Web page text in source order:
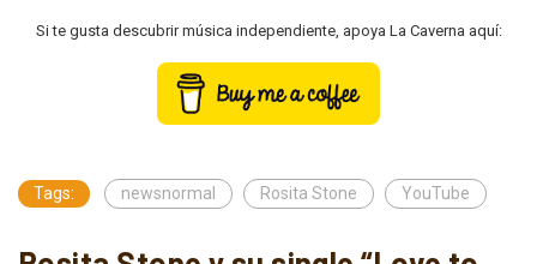
Si te gusta descubrir música independiente, apoya La Caverna aquí:
Tags: newsnormal Rosita Stone YouTube